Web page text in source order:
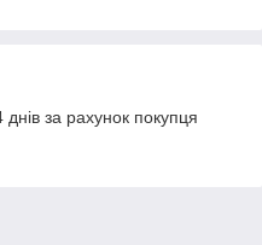
за рахунок покупця